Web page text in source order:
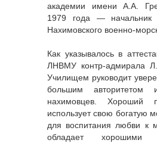
академии имени А.А.
1979 года — начальник
Нахимовского военно-
Как указывалось в
ЛНВМУ контр-адмирала
Училищем руководит
большим
нахимовцев. Хороший
использует свою богатую
для воспитания любви к
обладает хорошими